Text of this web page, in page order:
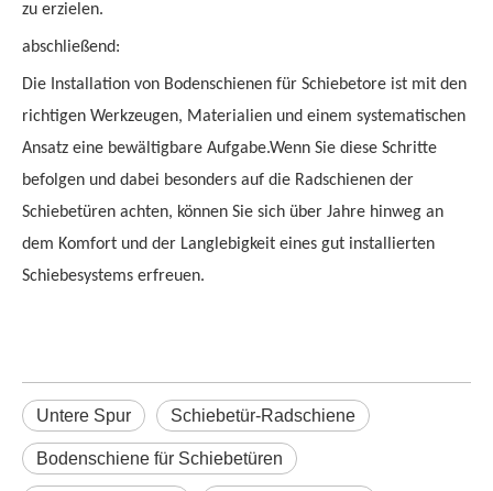
zu erzielen.
abschließend:
Die Installation von Bodenschienen für Schiebetore ist mit den
richtigen Werkzeugen, Materialien und einem systematischen
Ansatz eine bewältigbare Aufgabe.Wenn Sie diese Schritte
befolgen und dabei besonders auf die Radschienen der
Schiebetüren achten, können Sie sich über Jahre hinweg an
dem Komfort und der Langlebigkeit eines gut installierten
Schiebesystems erfreuen.
Untere Spur Schiebetür-Radschiene
Bodenschiene für Schiebetüren